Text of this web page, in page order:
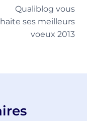
Qualiblog vous
ses meilleurs
voeux 2013